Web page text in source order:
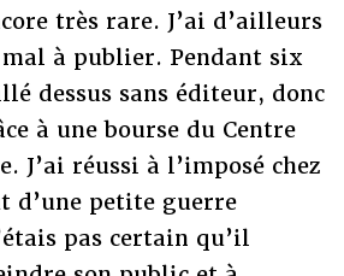
très rare. J’ai d’ailleurs
mal à publier. Pendant six
dessus sans éditeur, donc
à une bourse du Centre
J’ai réussi à l’imposé chez
d’une petite guerre
pas certain qu’il